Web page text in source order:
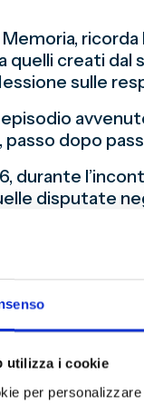
utilizza i cookie
per
Memoria,
creati dal
sulle
dopo
durante
disputate
cui Benito
nascita
allo stadio
coloniale
un percorso
e alle